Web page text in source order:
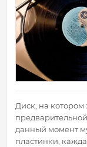
Диск, на котором
данный момент
пластинки,